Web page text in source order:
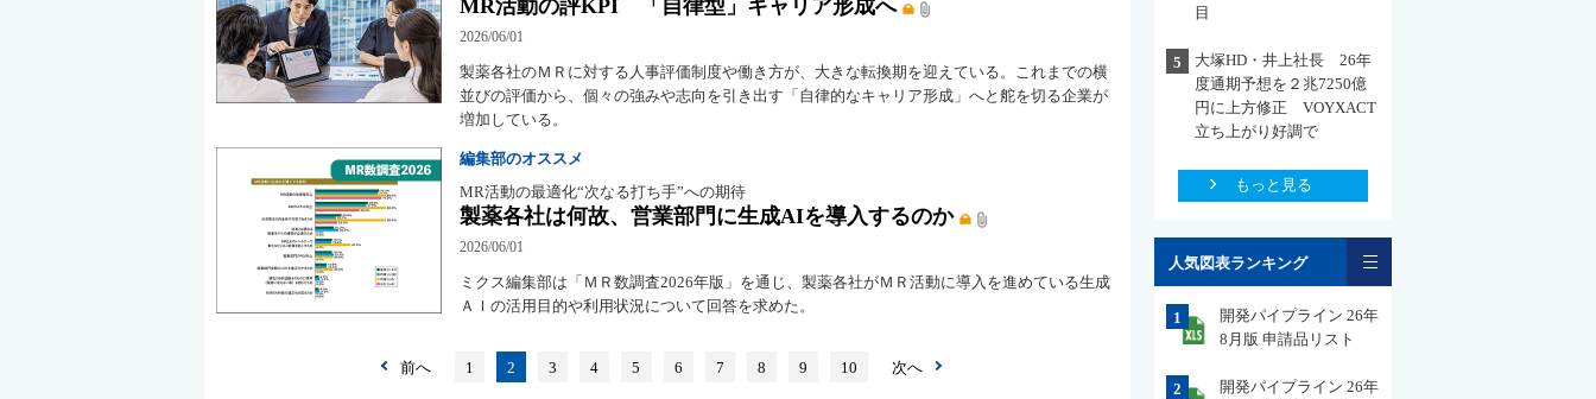
MR活動の評KPI 「自律型」キャリア形成へ
2026/06/01
製薬各社のＭＲに対する人事評価制度や働き方が、大きな転換期を迎えている。これまでの横
並びの評価から、個々の強みや志向を引き出す「自律的なキャリア形成」へと舵を切る企業が
増加している。
編集部のオススメ
MR活動の最適化“次なる打ち手”への期待
製薬各社は何故、営業部門に生成AIを導入するのか
2026/06/01
ミクス編集部は「ＭＲ数調査2026年版」を通じ、製薬各社がＭＲ活動に導入を進めている生成
ＡＩの活用目的や利用状況について回答を求めた。
前へ 1 2 3 4 5 6 7 8 9 10 次へ
目
5
大塚HD・井上社長 26年
度通期予想を２兆7250億
円に上方修正 VOYXACT
立ち上がり好調で
もっと見る
人気図表ランキング
1
開発パイプライン 26年
8月版 申請品リスト
2
開発パイプライン 26年